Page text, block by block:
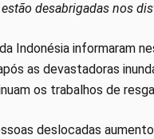
desabrigadas nos
Indonésia informaram
as devastadoras
os trabalhos de
deslocadas